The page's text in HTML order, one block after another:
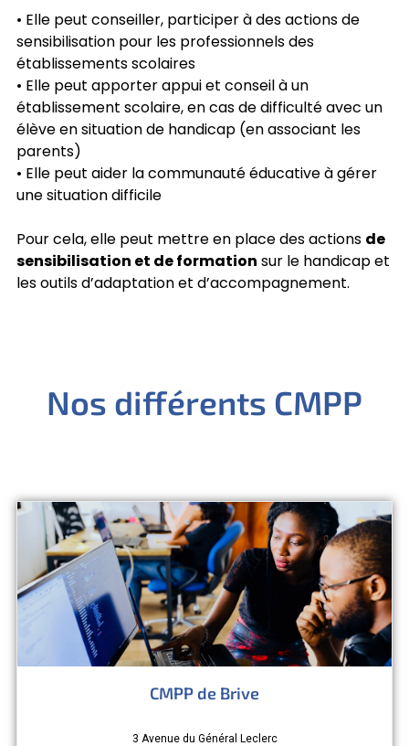
• Elle peut conseiller, participer à des actions de
sensibilisation pour les professionnels des
établissements scolaires
• Elle peut apporter appui et conseil à un
établissement scolaire, en cas de difficulté avec un
élève en situation de handicap (en associant les
parents)
• Elle peut aider la communauté éducative à gérer
une situation difficile
Pour cela, elle peut mettre en place des actions de
sensibilisation et de formation sur le handicap et
les outils d’adaptation et d’accompagnement.
Nos différents CMPP
CMPP de Brive
3 Avenue du Général Leclerc